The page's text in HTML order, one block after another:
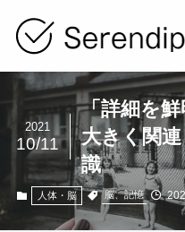
「詳細を
大きく関
識
2021
10/11
人体・脳 脳、記憶